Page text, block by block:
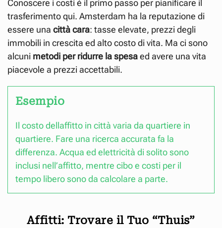
Conoscere i costi è il primo passo per pianificare il
trasferimento qui. Amsterdam ha la reputazione di
essere una città cara: tasse elevate, prezzi degli
immobili in crescita ed alto costo di vita. Ma ci sono
alcuni metodi per ridurre laspesaed avere una vita
piacevole a prezzi accettabili.
Esempio
Il costo dellaffitto in città varia da quartiere in
quartiere. Fare una ricerca accurata fa la
differenza. Acqua ed elettricità di solito sono
inclusi nell’affitto, mentre cibo e costi per il
tempo libero sono da calcolare a parte.
Affitti: Trovare il Tuo “Thuis”